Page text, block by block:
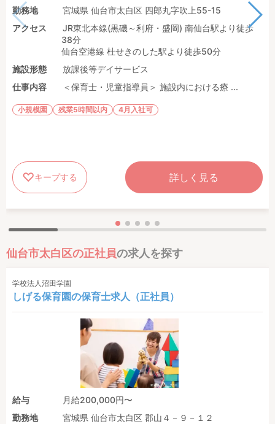
勤務地
宮城県 仙台市太白区 四郎丸字吹上55-15
アクセス
JR東北本線(黒磯～利府・盛岡) 南仙台駅より徒歩
38分
仙台空港線 杜せきのした駅より徒歩50分
施設形態
放課後等デイサービス
仕事内容
＜保育士・児童指導員＞ 施設内における療 ...
小規模園 残業5時間以内 4月入社可
キープする 詳しく見る
仙台市太白区の正社員の求人を探す
学校法人沼田学園
しげる保育園の保育士求人（正社員）
給与
月給200,000円〜
勤務地
宮城県 仙台市太白区 郡山４－９－１２